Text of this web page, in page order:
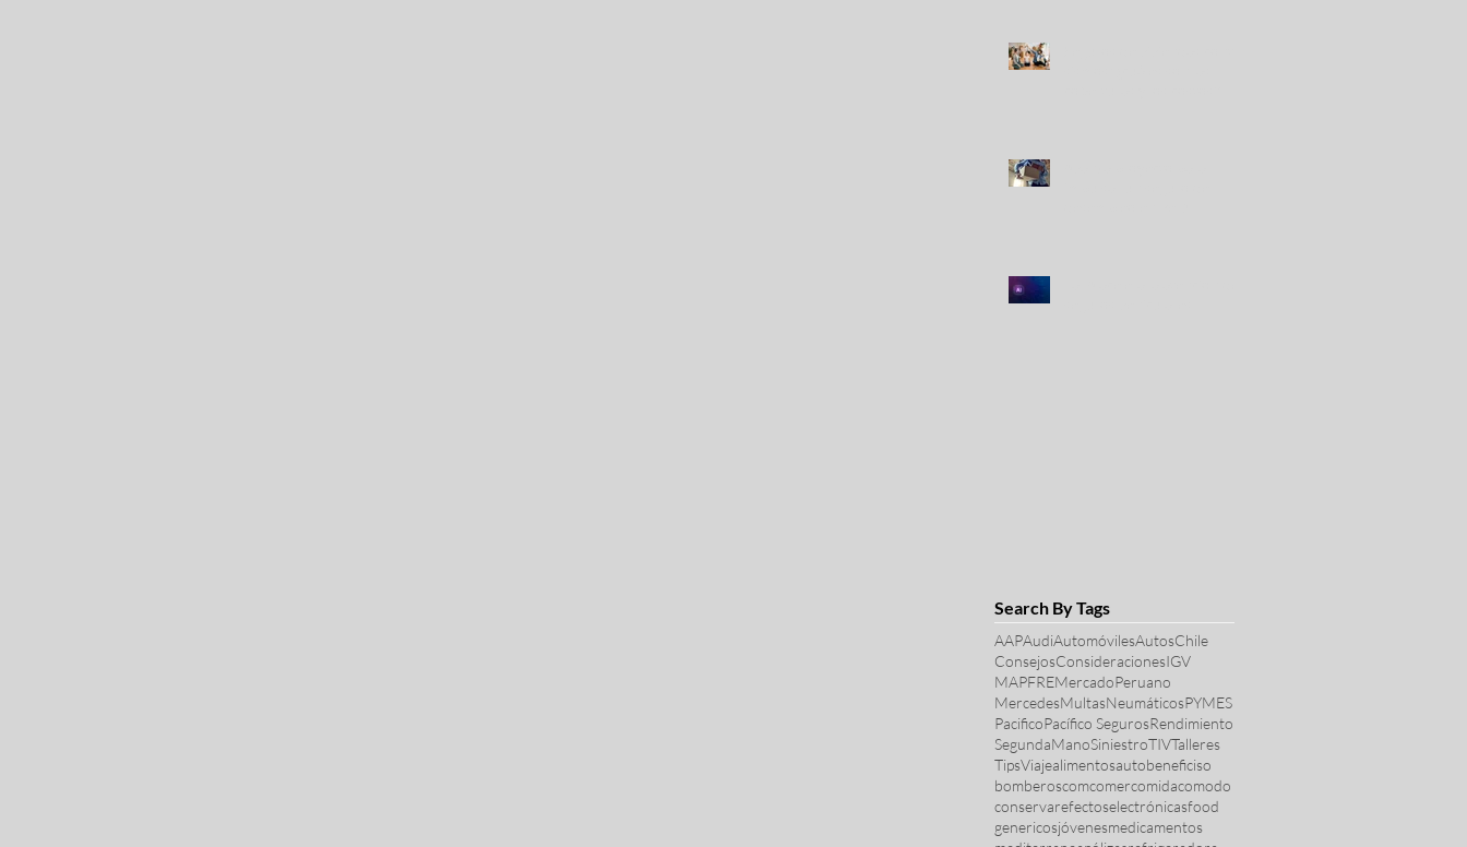
Search By Tags
AAPAudiAutomóvilesAutosChile
ConsejosConsideracionesIGV
MAPFREMercadoPeruano
MercedesMultasNeumáticosPYMES
PacificoPacífico SegurosRendimiento
SegundaManoSiniestroTIVTalleres
TipsViajealimentosautobeneficiso
bomberoscomcomercomidacomodo
conservarefectoselectrónicasfood
genericosjóvenesmedicamentos